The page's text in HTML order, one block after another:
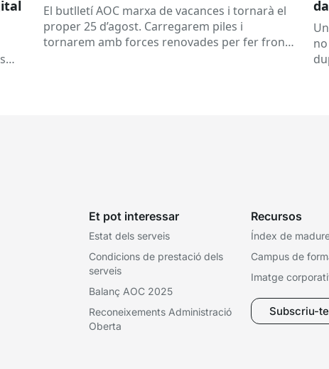
El butlletí AOC marxa de vacances i tornarà el
proper 25 d’agost. Carregarem piles i
tornarem amb forces renovades per fer front
Et pot interessar
Estat dels serveis
Condicions de prestació dels
serveis
Balanç AOC 2025
Reconeixements Administració
Oberta
Recursos
Índex de
Campus de
Imatge
Subscriu-